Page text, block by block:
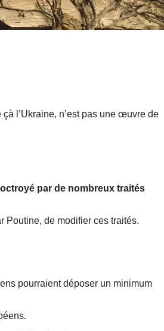
l’Ukraine, n’est pas une œuvre de
par de nombreux traités
Poutine, de modifier ces traités.
pourraient déposer un minimum